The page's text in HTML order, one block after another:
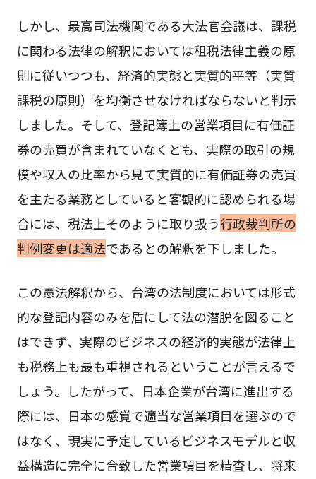
しかし、最高司法機関である大法官会議は、課税
に関わる法律の解釈においては租税法律主義の原
則に従いつつも、経済的実態と実質的平等（実質
課税の原則）を均衡させなければならないと判示
しました。そして、登記簿上の営業項目に有価証
券の売買が含まれていなくとも、実際の取引の規
模や収入の比率から見て実質的に有価証券の売買
を主たる業務としていると客観的に認められる場
合には、税法上そのように取り扱う行政裁判所の
判例変更は適法であるとの解釈を下しました。
この憲法解釈から、台湾の法制度においては形式
的な登記内容のみを盾にして法の潜脱を図ること
はできず、実際のビジネスの経済的実態が法律上
も税務上も最も重視されるということが言えるで
しょう。したがって、日本企業が台湾に進出する
際には、日本の感覚で適当な営業項目を選ぶので
はなく、現実に予定しているビジネスモデルと収
益構造に完全に合致した営業項目を精査し、将来